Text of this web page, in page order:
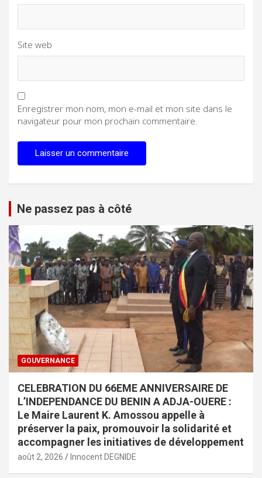
Site web
Enregistrer mon nom, mon e-mail et mon site dans le
navigateur pour mon prochain commentaire.
Ne passez pas à côté
GOUVERNANCE
CELEBRATION DU 66EME ANNIVERSAIRE DE
L’INDEPENDANCE DU BENIN A ADJA-OUERE :
Le Maire Laurent K. Amossou appelle à
préserver la paix, promouvoir la solidarité et
accompagner les initiatives de développement
août 2, 2026 Innocent DEGNIDE